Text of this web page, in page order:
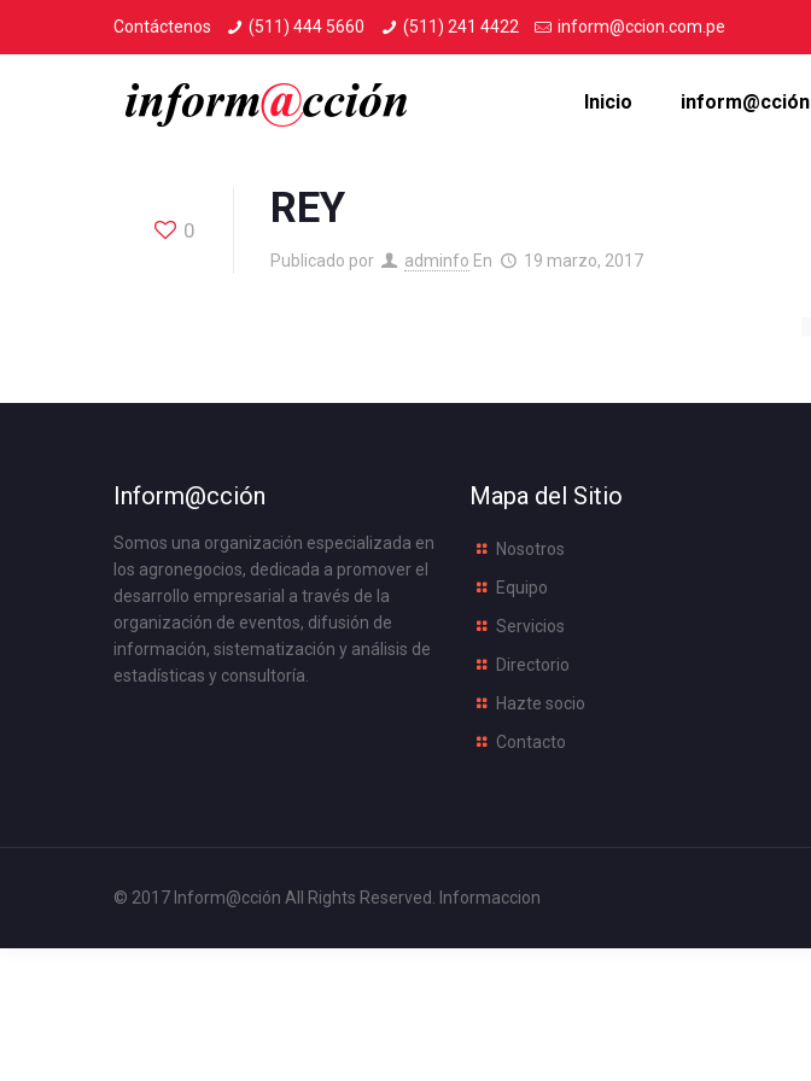
Contáctenos (511) 444 5660 (511) 241 4422 inform@ccion.com.pe
Inicio inform@cción
0 REY
Publicado por adminfo En 19 marzo, 2017
Inform@cción
Somos una organización especializada en
los agronegocios, dedicada a promover el
desarrollo empresarial a través de la
organización de eventos, difusión de
información, sistematización y análisis de
estadísticas y consultoría.
Mapa del Sitio
Nosotros
Equipo
Servicios
Directorio
Hazte socio
Contacto
© 2017 Inform@cción All Rights Reserved. Informaccion